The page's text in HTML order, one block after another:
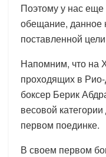
Поэтому у нас еще
обещание, данное
поставленной
Напомним, что на
проходящих в
боксер Берик
весовой
первом поединке.
В своем первом